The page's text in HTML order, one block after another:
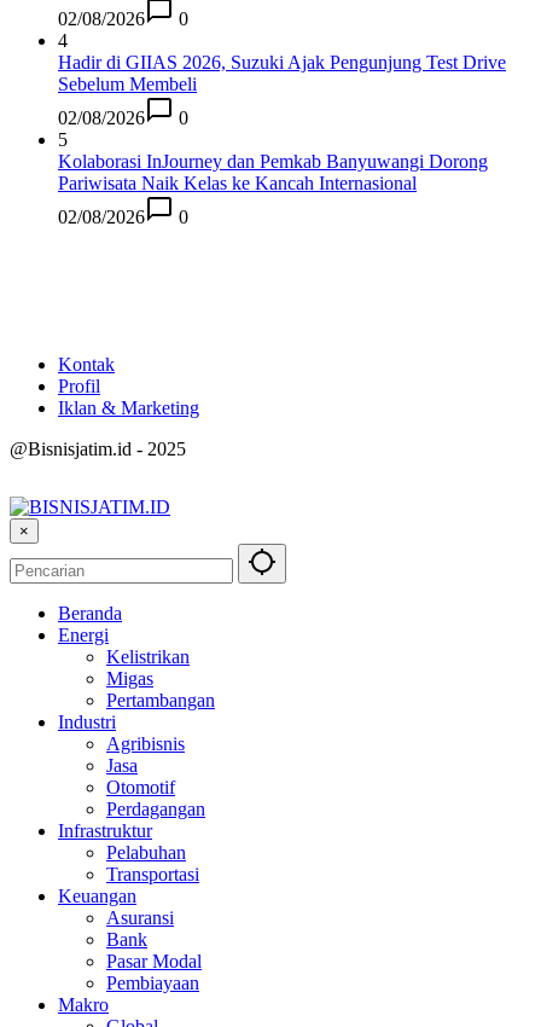
02/08/2026
0
4
Hadir di GIIAS 2026, Suzuki Ajak Pengunjung Test Drive
Sebelum Membeli
02/08/2026
0
5
Kolaborasi InJourney dan Pemkab Banyuwangi Dorong
Pariwisata Naik Kelas ke Kancah Internasional
02/08/2026
0
Kontak
Profil
Iklan & Marketing
@Bisnisjatim.id - 2025
×
Beranda
Energi
Kelistrikan
Migas
Pertambangan
Industri
Agribisnis
Jasa
Otomotif
Perdagangan
Infrastruktur
Pelabuhan
Transportasi
Keuangan
Asuransi
Bank
Pasar Modal
Pembiayaan
Makro